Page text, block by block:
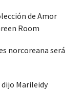
de Amor
Room
norcoreana será
dijo Marileidy